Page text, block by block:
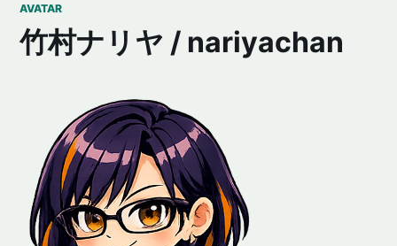
AVATAR
竹村ナリヤ / nariyachan